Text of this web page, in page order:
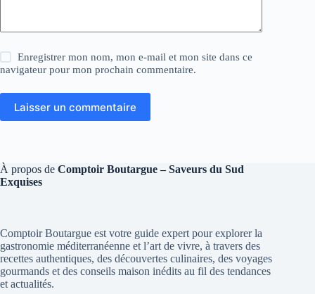
Enregistrer mon nom, mon e-mail et mon site dans ce
navigateur pour mon prochain commentaire.
Laisser un commentaire
À propos de Comptoir Boutargue – Saveurs du Sud
Exquises
Comptoir Boutargue est votre guide expert pour explorer la
gastronomie méditerranéenne et l’art de vivre, à travers des
recettes authentiques, des découvertes culinaires, des voyages
gourmands et des conseils maison inédits au fil des tendances
et actualités.